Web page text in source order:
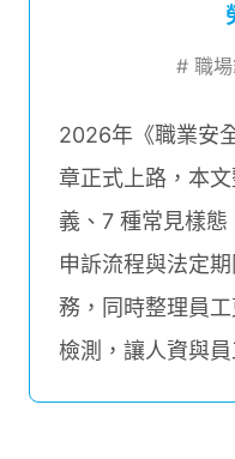
# 職
2026年《職業安
章正式上路，本
義、7 種常見樣
申訴流程與法定
務，同時整理員
檢測，讓人資與